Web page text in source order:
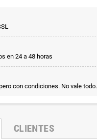
en 24 a 48 horas
con condiciones. No vale todo.
CLIENTES